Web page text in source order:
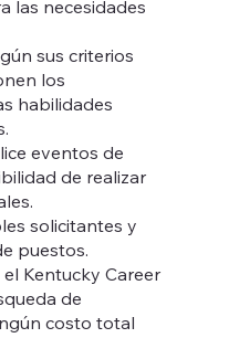
las necesidades
sus criterios
los
habilidades
eventos de
de realizar
solicitantes y
puestos.
Kentucky Career
de
costo total